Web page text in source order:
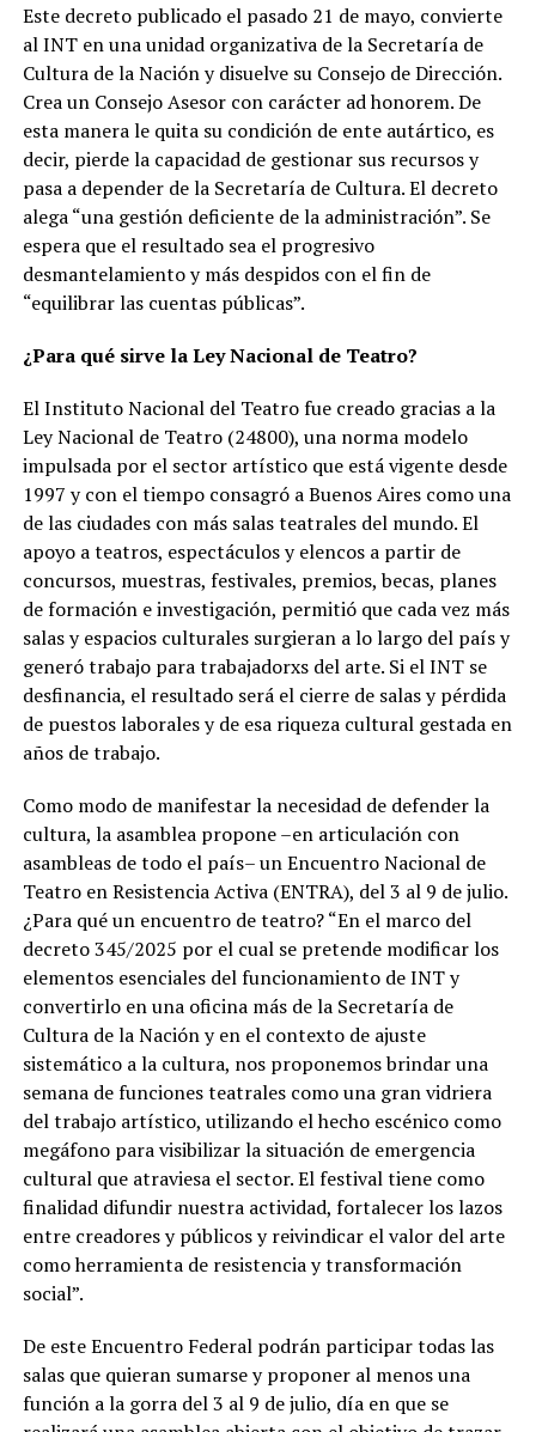
Este decreto publicado el pasado 21 de mayo, convierte
al INT en una unidad organizativa de la Secretaría de
Cultura de la Nación y disuelve su Consejo de Dirección.
Crea un Consejo Asesor con carácter ad honorem. De
esta manera le quita su condición de ente autártico, es
decir, pierde la capacidad de gestionar sus recursos y
pasa a depender de la Secretaría de Cultura. El decreto
alega “una gestión deficiente de la administración”. Se
espera que el resultado sea el progresivo
desmantelamiento y más despidos con el fin de
“equilibrar las cuentas públicas”.
¿Para qué sirve la Ley Nacional de Teatro?
El Instituto Nacional del Teatro fue creado gracias a la
Ley Nacional de Teatro (24800), una norma modelo
impulsada por el sector artístico que está vigente desde
1997 y con el tiempo consagró a Buenos Aires como una
de las ciudades con más salas teatrales del mundo. El
apoyo a teatros, espectáculos y elencos a partir de
concursos, muestras, festivales, premios, becas, planes
de formación e investigación, permitió que cada vez más
salas y espacios culturales surgieran a lo largo del país y
generó trabajo para trabajadorxs del arte. Si el INT se
desfinancia, el resultado será el cierre de salas y pérdida
de puestos laborales y de esa riqueza cultural gestada en
años de trabajo.
Como modo de manifestar la necesidad de defender la
cultura, la asamblea propone –en articulación con
asambleas de todo el país– un Encuentro Nacional de
Teatro en Resistencia Activa (ENTRA), del 3 al 9 de julio.
¿Para qué un encuentro de teatro? “En el marco del
decreto 345/2025 por el cual se pretende modificar los
elementos esenciales del funcionamiento de INT y
convertirlo en una oficina más de la Secretaría de
Cultura de la Nación y en el contexto de ajuste
sistemático a la cultura, nos proponemos brindar una
semana de funciones teatrales como una gran vidriera
del trabajo artístico, utilizando el hecho escénico como
megáfono para visibilizar la situación de emergencia
cultural que atraviesa el sector. El festival tiene como
finalidad difundir nuestra actividad, fortalecer los lazos
entre creadores y públicos y reivindicar el valor del arte
como herramienta de resistencia y transformación
social”.
De este Encuentro Federal podrán participar todas las
salas que quieran sumarse y proponer al menos una
función a la gorra del 3 al 9 de julio, día en que se